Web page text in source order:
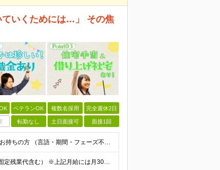
いくためには…」 その焦
ベテランOK 複数名採用 完全週休2日
転勤なし 土日面接可 面接1回
◆学歴不問 / 第二新卒歓迎 ◆何かしらのエンジニア経験をお持ちの方 （言語・期間・フェーズ不問） 経験浅めの方も遠慮なくご応募ください！ ■入社前Q＆A ────── ◎実力に見合った報酬が手に
【エンジニア経験6年以上の方】 月給46万円～100万円（固定残業代含む） ※上記月給には月30時間分の固定残業代（月8万7,400円～月19万円）を含む。超過分は全額支給。 【エンジニア経験4年以